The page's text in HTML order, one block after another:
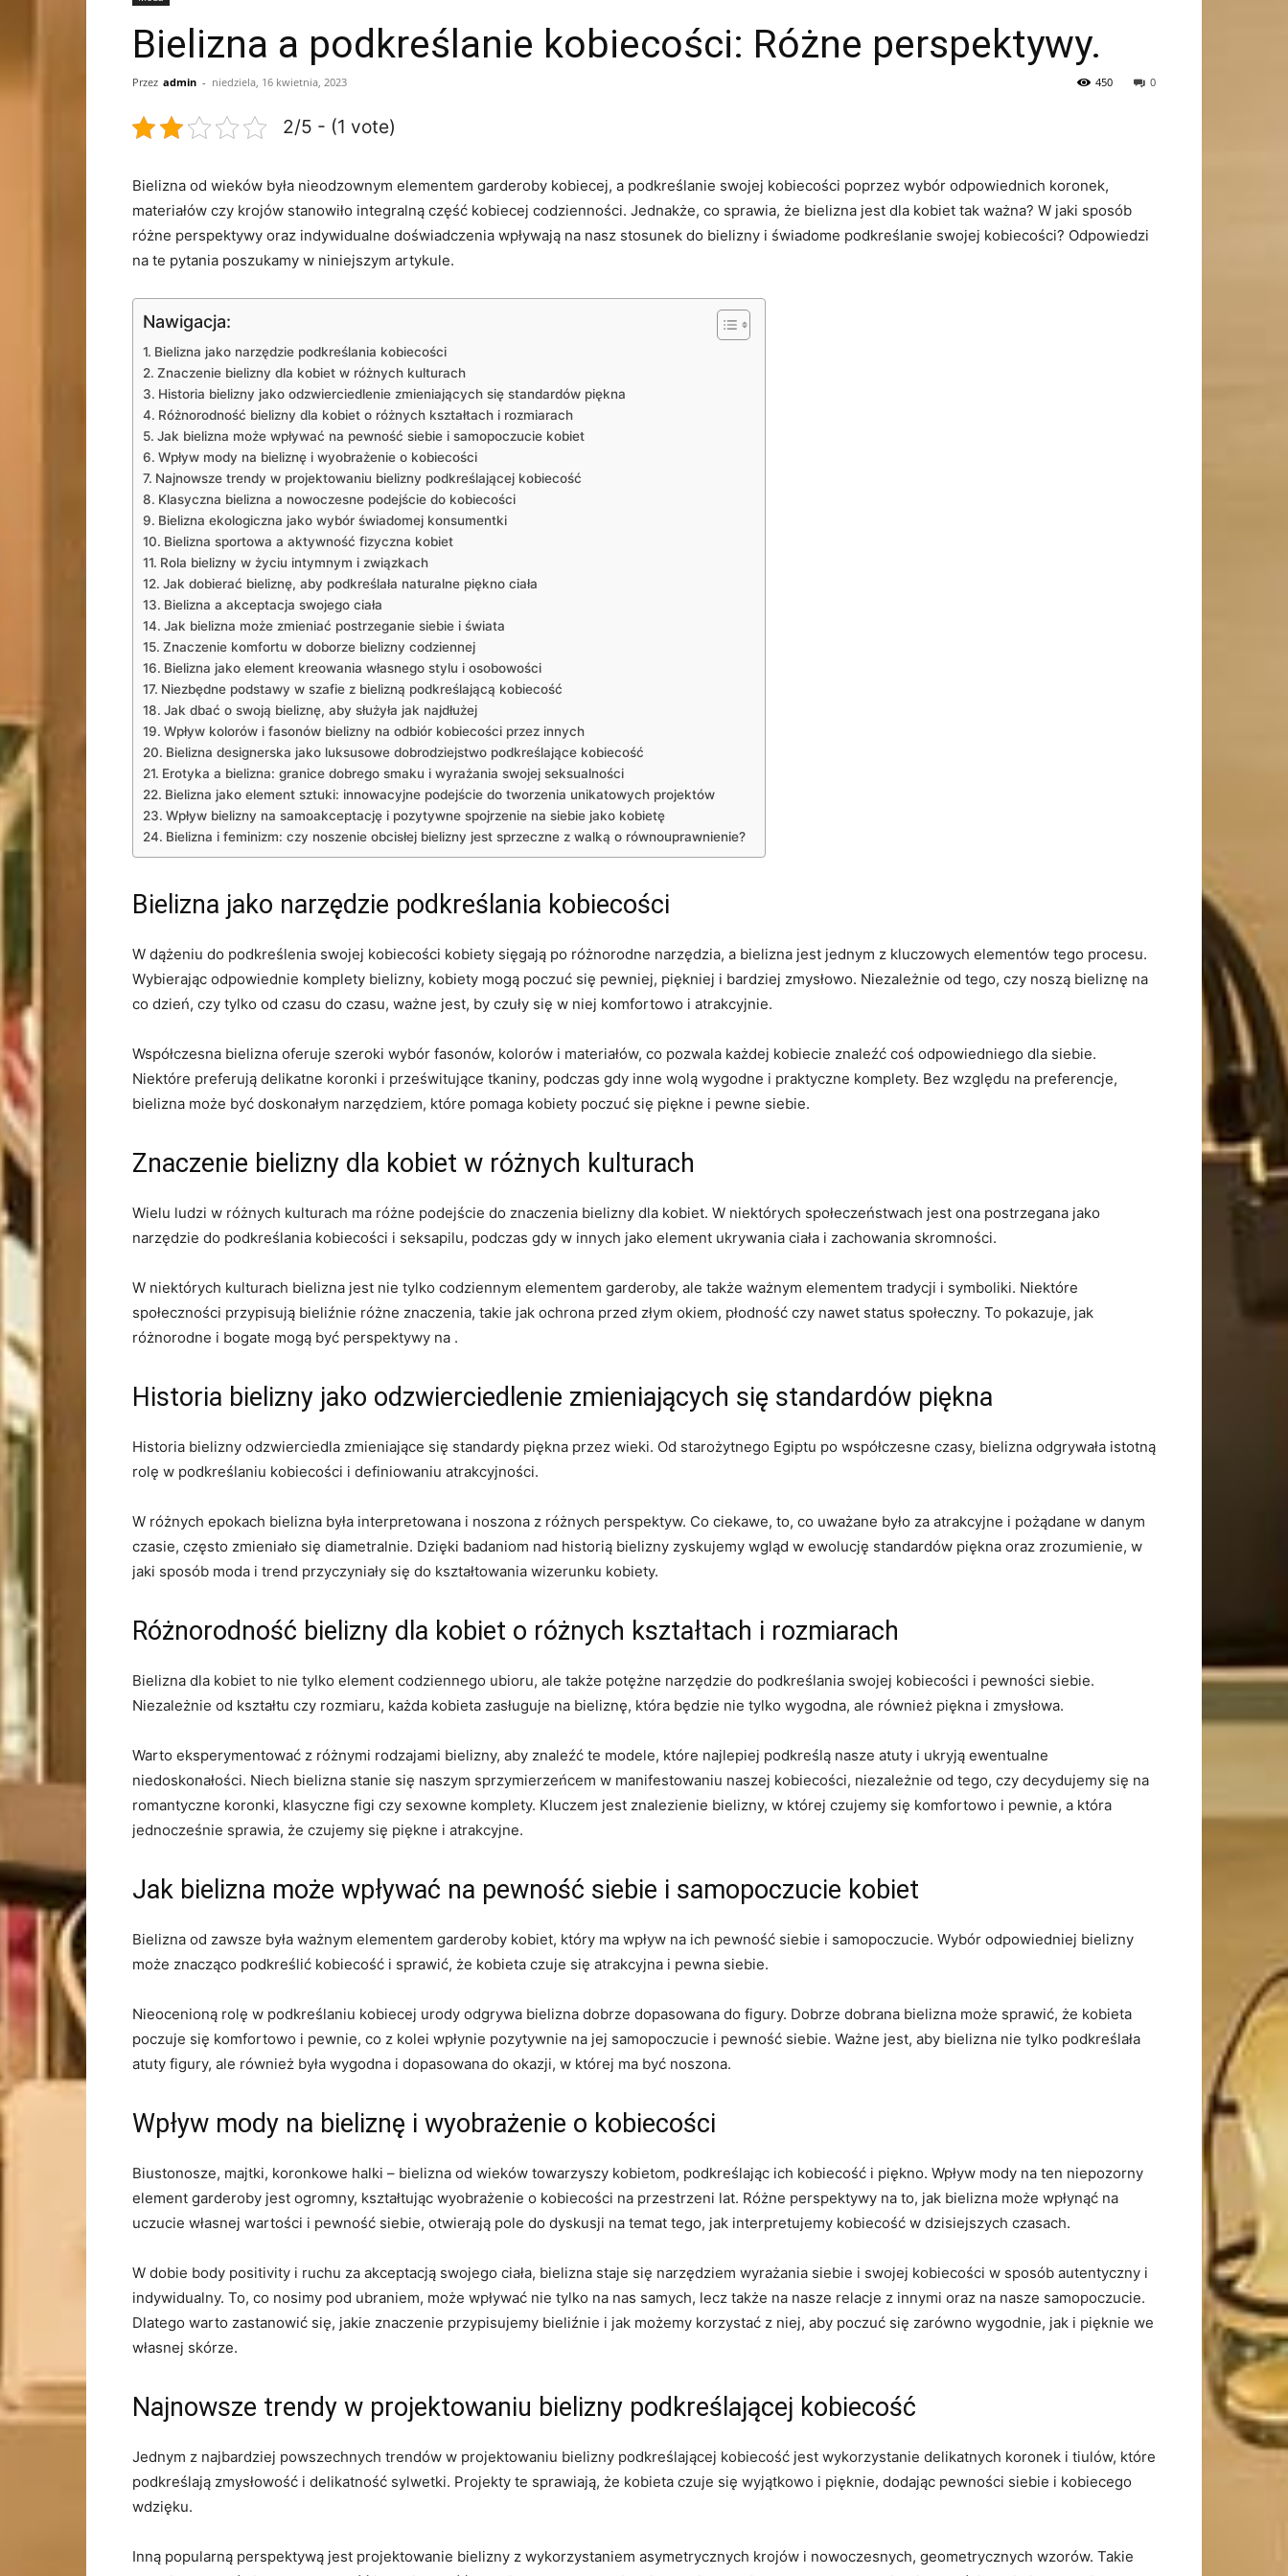
Bielizna a podkreślanie kobiecości: Różne perspektywy.
Przez admin - niedziela, 16 kwietnia, 2023 0
450
2/5 - (1 vote)
Bielizna‌ od wieków⁤ była nieodzownym elementem garderoby kobiecej, a podkreślanie swojej kobiecości poprzez wybór odpowiednich koronek,
materiałów czy krojów stanowiło​ integralną część kobiecej codzienności. Jednakże, co sprawia, że bielizna‍ jest ⁢dla kobiet tak ważna?⁤ W jaki sposób
różne ‍perspektywy oraz indywidualne doświadczenia wpływają na nasz stosunek do‌ bielizny i świadome podkreślanie swojej kobiecości? Odpowiedzi
na te pytania poszukamy w niniejszym​ artykule.
Nawigacja:
Bielizna jako narzędzie podkreślania kobiecości
Znaczenie bielizny dla kobiet w różnych kulturach
Historia bielizny ‌jako⁣ odzwierciedlenie zmieniających się standardów piękna
Różnorodność bielizny dla kobiet o różnych kształtach i rozmiarach
Jak bielizna ⁢może⁢ wpływać na​ pewność siebie i samopoczucie⁤ kobiet
Wpływ mody na bieliznę i wyobrażenie o kobiecości
Najnowsze trendy w projektowaniu bielizny podkreślającej kobiecość
Klasyczna bielizna a nowoczesne podejście do kobiecości
Bielizna ekologiczna jako wybór świadomej konsumentki
Bielizna sportowa a aktywność fizyczna kobiet
Rola bielizny w życiu intymnym i związkach
Jak dobierać bieliznę, aby podkreślała naturalne piękno ciała
Bielizna a akceptacja swojego ciała
Jak bielizna może zmieniać postrzeganie siebie i świata
Znaczenie komfortu w‍ doborze bielizny codziennej
Bielizna jako element kreowania własnego stylu i osobowości
Niezbędne podstawy w szafie ⁤z bielizną podkreślającą kobiecość
Jak dbać o swoją bieliznę, aby służyła jak najdłużej
Wpływ kolorów i fasonów bielizny na odbiór kobiecości ⁢przez innych
Bielizna designerska jako luksusowe dobrodziejstwo podkreślające kobiecość
Erotyka a bielizna: granice ⁣dobrego smaku i wyrażania swojej seksualności
Bielizna jako element sztuki: innowacyjne podejście do tworzenia unikatowych projektów
Wpływ bielizny na ‌samoakceptację i pozytywne spojrzenie na siebie jako kobietę
Bielizna i feminizm: czy noszenie obcisłej bielizny jest sprzeczne z walką o równouprawnienie?
Bielizna jako narzędzie podkreślania kobiecości
W dążeniu do podkreślenia swojej kobiecości kobiety sięgają po różnorodne ‌narzędzia, a bielizna jest jednym z kluczowych elementów tego‍ procesu.⁣
Wybierając odpowiednie komplety bielizny, ​kobiety mogą poczuć się pewniej, piękniej i bardziej zmysłowo. Niezależnie od tego, ​czy noszą bieliznę ⁤na
co dzień, czy tylko⁣ od czasu do czasu, ważne ⁣jest, by czuły się w niej ‌komfortowo i atrakcyjnie.
Współczesna bielizna oferuje szeroki wybór fasonów, kolorów i materiałów, co pozwala każdej kobiecie znaleźć coś odpowiedniego dla siebie.⁣
Niektóre preferują delikatne koronki i⁣ prześwitujące tkaniny, podczas gdy⁢ inne wolą wygodne i praktyczne ‌komplety. Bez ⁣względu na preferencje,
bielizna może być doskonałym narzędziem, które pomaga⁤ kobiety poczuć się piękne i pewne siebie.
Znaczenie bielizny dla kobiet w różnych kulturach
Wielu ludzi w różnych kulturach ma różne podejście do ⁣znaczenia bielizny dla kobiet. W niektórych ⁣społeczeństwach jest ona postrzegana jako
narzędzie do podkreślania kobiecości i seksapilu, podczas gdy w innych jako⁢ element ukrywania ciała i zachowania skromności.
W niektórych kulturach bielizna jest nie tylko codziennym elementem garderoby, ‍ale także ważnym elementem tradycji i symboliki. Niektóre
⁢społeczności przypisują bieliźnie różne⁣ znaczenia, takie jak ochrona przed złym okiem, płodność czy ⁢nawet status społeczny. To pokazuje, jak
różnorodne i ‌bogate⁣ mogą być perspektywy na .
Historia bielizny ‌jako⁣ odzwierciedlenie zmieniających się standardów piękna
Historia bielizny odzwierciedla zmieniające się standardy piękna przez wieki. Od starożytnego Egiptu ⁣po współczesne czasy, bielizna odgrywała istotną
rolę w podkreślaniu kobiecości i definiowaniu atrakcyjności.
W różnych epokach bielizna‍ była interpretowana i noszona z różnych perspektyw. Co ⁢ciekawe,‍ to, co uważane było za atrakcyjne i pożądane w danym
czasie, często zmieniało się diametralnie. Dzięki badaniom nad historią bielizny zyskujemy wgląd w ewolucję standardów piękna⁤ oraz zrozumienie, ⁤w
jaki sposób moda i trend przyczyniały się do ​kształtowania wizerunku kobiety.
Różnorodność bielizny dla kobiet o różnych kształtach i rozmiarach
Bielizna‌ dla kobiet to nie tylko element codziennego ubioru, ale także potężne narzędzie do podkreślania swojej kobiecości i pewności siebie.
Niezależnie od kształtu czy rozmiaru, każda kobieta zasługuje na bieliznę, która będzie nie tylko wygodna, ale również piękna ⁣i zmysłowa.
Warto eksperymentować z różnymi rodzajami bielizny, aby⁤ znaleźć te modele, które ​najlepiej podkreślą nasze atuty i ukryją ewentualne
‌niedoskonałości. Niech bielizna stanie się naszym sprzymierzeńcem w ⁣manifestowaniu naszej kobiecości,‍ niezależnie od tego, czy decydujemy się na
romantyczne koronki, klasyczne figi czy sexowne komplety. Kluczem jest znalezienie bielizny,⁣ w której czujemy się komfortowo i pewnie, a która
jednocześnie sprawia, że czujemy się piękne i atrakcyjne.
Jak bielizna ⁢może⁢ wpływać na​ pewność siebie i samopoczucie⁤ kobiet
Bielizna od zawsze była ważnym elementem garderoby kobiet, który ma wpływ na ich pewność siebie i samopoczucie. Wybór odpowiedniej ‌bielizny
może znacząco podkreślić ⁤kobiecość i ‍sprawić, że kobieta czuje się atrakcyjna i ‌pewna siebie.
Nieocenioną rolę w podkreślaniu kobiecej urody odgrywa​ bielizna⁢ dobrze dopasowana do figury. Dobrze dobrana bielizna może sprawić,⁤ że kobieta
poczuje się komfortowo i pewnie, co ‌z ⁤kolei⁤ wpłynie pozytywnie na jej samopoczucie i pewność siebie. Ważne jest, aby bielizna nie tylko podkreślała
atuty figury, ale również była wygodna i ⁤dopasowana do ⁤okazji, w której ma⁤ być noszona.
Wpływ mody na bieliznę i wyobrażenie o kobiecości
Biustonosze, majtki, koronkowe halki – bielizna od wieków towarzyszy‌ kobietom, podkreślając ich kobiecość i piękno.‍ Wpływ⁤ mody na ten niepozorny
element ‌garderoby jest ogromny, kształtując wyobrażenie ‌o kobiecości na przestrzeni lat. Różne perspektywy na ‍to, jak bielizna może‍ wpłynąć na
uczucie własnej wartości i pewność siebie, otwierają pole do dyskusji na temat tego, jak interpretujemy kobiecość w dzisiejszych czasach.
W dobie body positivity i ruchu za akceptacją swojego ciała, bielizna staje się narzędziem wyrażania siebie i swojej kobiecości w sposób autentyczny i
indywidualny. To, co nosimy pod ubraniem, może wpływać nie⁤ tylko na nas samych, lecz także ⁢na nasze relacje z innymi oraz na nasze samopoczucie.
Dlatego warto zastanowić się, jakie⁣ znaczenie przypisujemy‍ bieliźnie i jak możemy​ korzystać z niej, aby poczuć się zarówno wygodnie, ‍jak i pięknie we
własnej skórze.
Najnowsze trendy w projektowaniu bielizny podkreślającej kobiecość
Jednym z najbardziej powszechnych trendów w projektowaniu bielizny podkreślającej kobiecość jest wykorzystanie delikatnych⁤ koronek i tiulów, ‍które
podkreślają zmysłowość i delikatność sylwetki. Projekty te sprawiają, że kobieta czuje się wyjątkowo i pięknie, dodając pewności siebie i kobiecego
wdzięku.
Inną popularną perspektywą jest projektowanie bielizny z wykorzystaniem asymetrycznych krojów i nowoczesnych, geometrycznych⁤ wzorów. Takie‌